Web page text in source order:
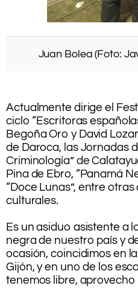
Juan Bolea (Foto:
Actualmente dirige el
ciclo “Escritoras
Begoña Oro y David
de Daroca, las Jornadas
Criminología” de
Pina de Ebro, “Panamá
“Doce Lunas”, entre
culturales.
Es un asiduo asistente a
negra de nuestro país y
ocasión, coincidimos en
Gijón, y en uno de los
tenemos libre,